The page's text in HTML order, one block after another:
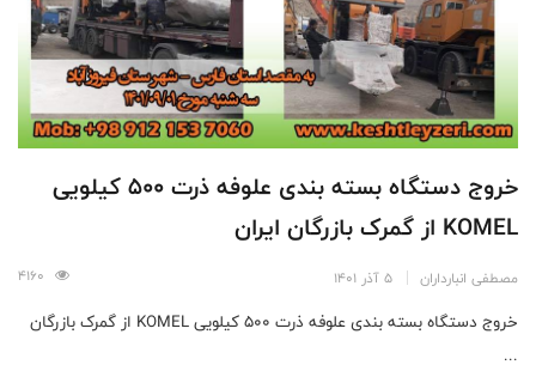
خروج دستگاه بسته بندی علوفه ذرت 500 کیلویی
KOMEL از گمرک بازرگان ایران
مصطفی انبارداران 5 آذر 1401
خروج دستگاه بسته بندی علوفه ذرت 500 کیلویی KOMEL از گمرک بازرگان
...